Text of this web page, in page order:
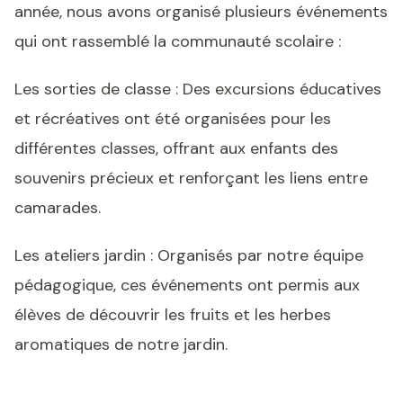
année, nous avons organisé plusieurs événements
qui ont rassemblé la communauté scolaire :
Les sorties de classe : Des excursions éducatives
et récréatives ont été organisées pour les
différentes classes, offrant aux enfants des
souvenirs précieux et renforçant les liens entre
camarades.
Les ateliers jardin : Organisés par notre équipe
pédagogique, ces événements ont permis aux
élèves de découvrir les fruits et les herbes
aromatiques de notre jardin.